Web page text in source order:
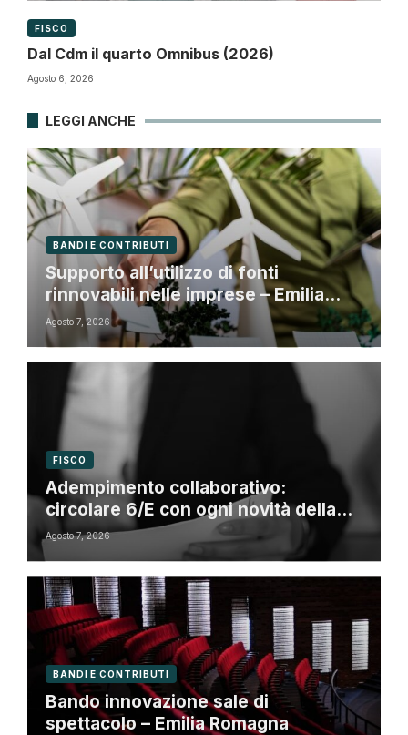
FISCO
Dal Cdm il quarto Omnibus (2026)
Agosto 6, 2026
LEGGI ANCHE
BANDI E CONTRIBUTI
Supporto all’utilizzo di fonti
rinnovabili nelle imprese – Emilia
Romagna
Agosto 7, 2026
FISCO
Adempimento collaborativo:
circolare 6/E con ogni novità della
riforma fiscale
Agosto 7, 2026
BANDI E CONTRIBUTI
Bando innovazione sale di
spettacolo – Emilia Romagna